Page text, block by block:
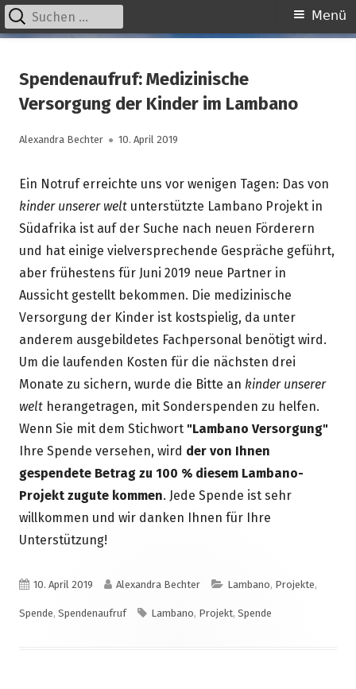
zum
Inhalt
Primäres
Menü
Suchen
nach:
Spendenaufruf: Medizinische
Versorgung der Kinder im Lambano
Autor
Alexandra Bechter Veröffentlicht
10. April 2019
Ein Notruf erreichte uns vor wenigen Tagen: Das von
kinder unserer welt unterstützte Lambano Projekt in
Südafrika ist auf der Suche nach neuen Förderern
und hat einige vielversprechende Gespräche geführt,
aber frühestens für Juni 2019 neue Partner in
Aussicht gestellt bekommen. Die medizinische
Versorgung der Kinder ist kostspielig, da unter
anderem ausgebildetes Fachpersonal benötigt wird.
Um die laufenden Kosten für die nächsten drei
Monate zu sichern, wurde die Bitte an kinder unserer
welt herangetragen, mit Sonderspenden zu helfen.
Wenn Sie mit dem Stichwort "Lambano Versorgung"
Ihre Spende versehen, wird der von Ihnen
gespendete Betrag zu 100 % diesem Lambano-
Projekt zugute kommen. Jede Spende ist sehr
willkommen und wir danken Ihnen für Ihre
Unterstützung!
Veröffentlicht
am
10. April 2019 Autor
Alexandra Bechter Kategorien
Lambano, Projekte,
Spende, Spendenaufruf Schlagwörter
Lambano, Projekt, Spende